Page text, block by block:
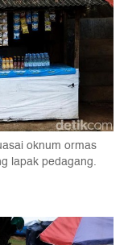
oknum ormas
lapak pedagang.